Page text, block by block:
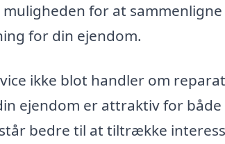
for at sammenligne
for din ejendom.
ikke blot handler om
ejendom er attraktiv for
bedre til at tiltrække